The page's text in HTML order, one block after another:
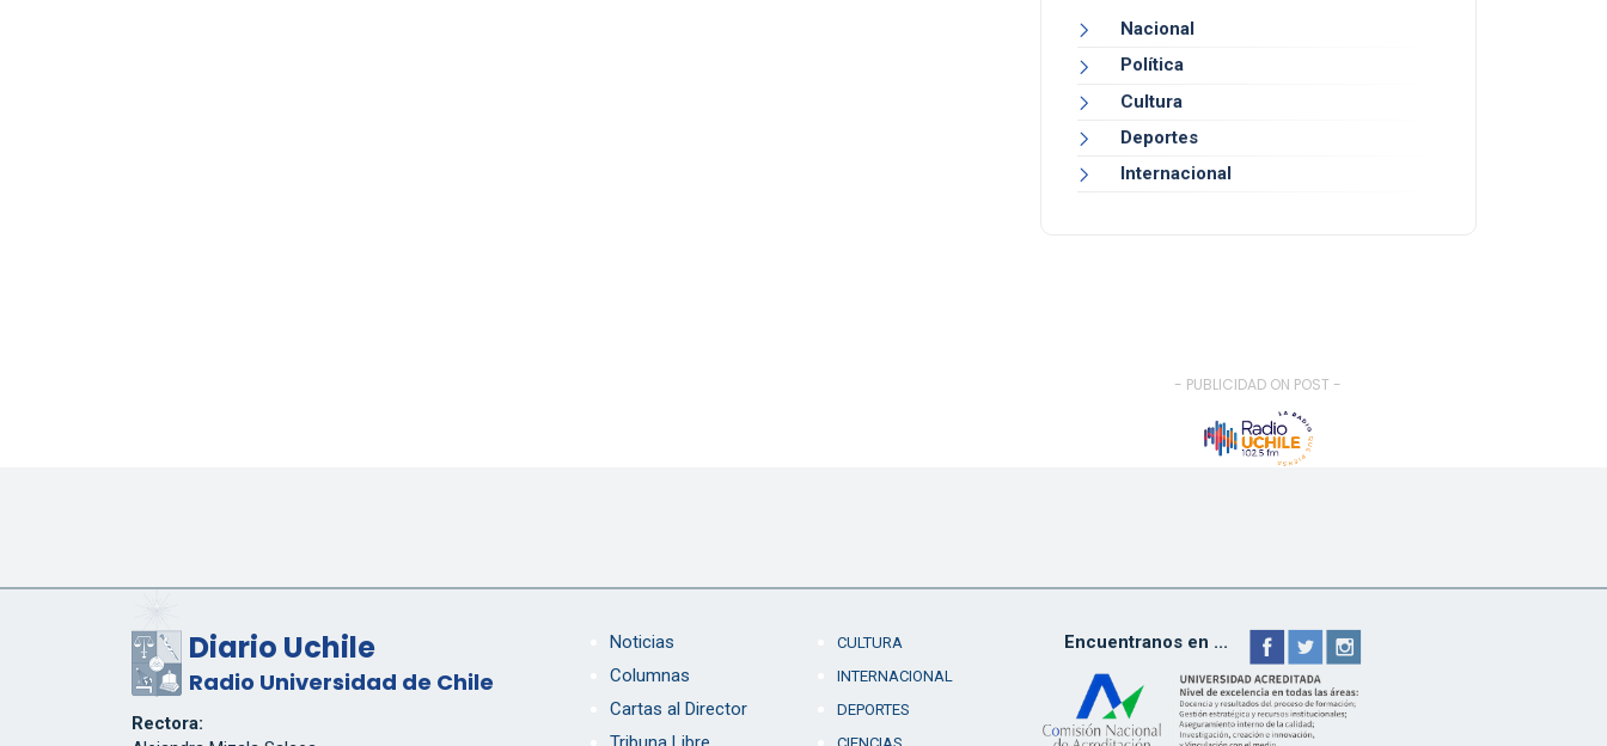
Nacional
Política
Cultura
Deportes
Internacional
- PUBLICIDAD ON POST -
Diario Uchile
Radio Universidad de Chile
Rectora:
Noticias
Columnas
Cartas al Director
CULTURA
INTERNACIONAL
DEPORTES
Encuentranos en ...